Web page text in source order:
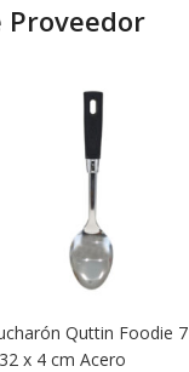
Proveedor
Quttin Foodie 7
x 4 cm Acero